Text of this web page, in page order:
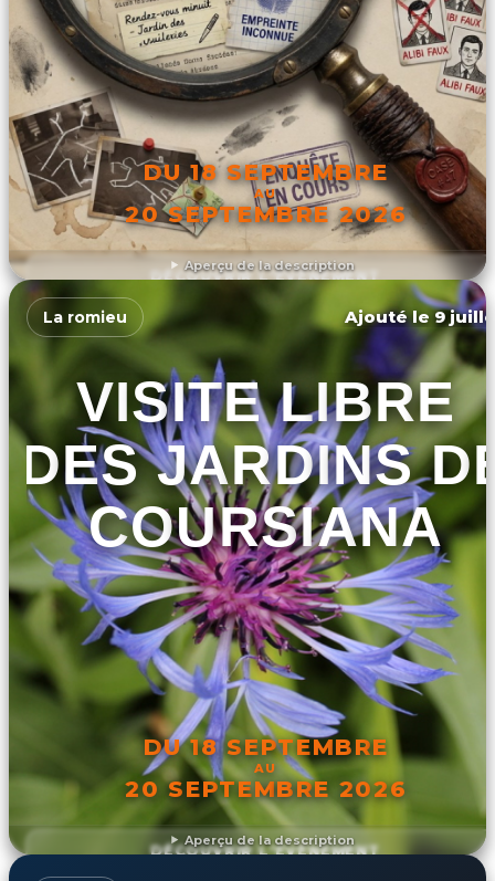
Aperçu de la description
DU 18 SEPTEMBRE
AU
20 SEPTEMBRE 2026
DÉCOUVRIR L'ÉVÉNEMENT
Aperçu de la description
La romieu Ajouté le 9
VISITE LIBRE
DES JARDINS
COURSIANA
DU 18 SEPTEMBRE
AU
20 SEPTEMBRE 2026
DÉCOUVRIR L'ÉVÉNEMENT